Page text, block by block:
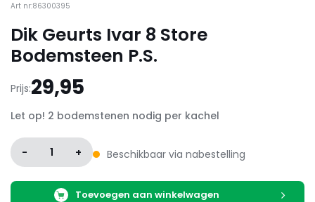
Art nr:86300395
Dik Geurts Ivar 8 Store
Bodemsteen P.S.
Prijs:29,95
Let op! 2 bodemstenen nodig per kachel
- 1 + Beschikbaar via nabestelling
Toevoegen aan winkelwagen